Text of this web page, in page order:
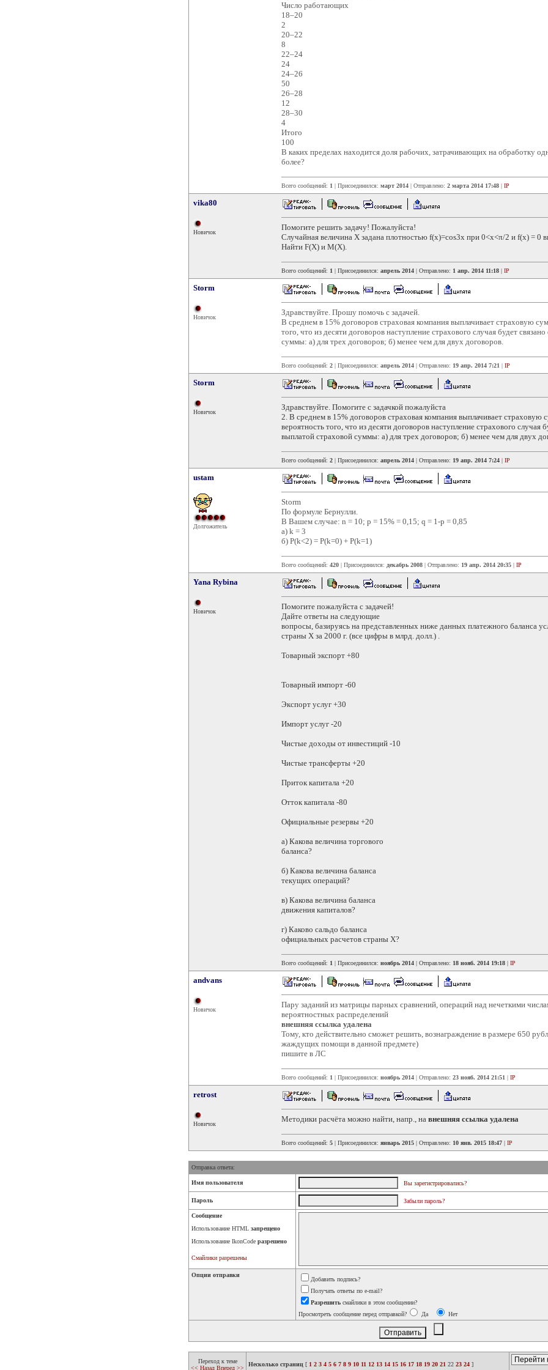
Число работающих
18–20
2
20–22
8
22–24
24
24–26
50
26–28
12
28–30
4
Итого
100
В каких пределах находится доля рабочих, затрачивающих на обработку
более?
Всего сообщений: 1 | Присоединился: март 2014 | Отправлено: 2 марта 2014 17:48 | IP
vika80
Новичок
Помогите решить задачу! Пожалуйста!
Случайная величина Х задана плотностью f(x)=cos3x при 0<х<π/2 и f(x) = 0
Найти F(X) и М(Х).
Всего сообщений: 1 | Присоединился: апрель 2014 | Отправлено: 1 апр. 2014 11:18 | IP
Storm
Новичок
Здравствуйте. Прошу помочь с задачей.
В среднем в 15% договоров страховая компания выплачивает страховую
того, что из десяти договоров наступление страхового случая будет
суммы: а) для трех договоров; б) менее чем для двух договоров.
Всего сообщений: 2 | Присоединился: апрель 2014 | Отправлено: 19 апр. 2014 7:21 | IP
Storm
Новичок
Здравствуйте. Помогите с задачкой пожалуйста
2. В среднем в 15% договоров страховая компания выплачивает страховую
вероятность того, что из десяти договоров наступление страхового случая
выплатой страховой суммы: а) для трех договоров; б) менее чем для двух
Всего сообщений: 2 | Присоединился: апрель 2014 | Отправлено: 19 апр. 2014 7:24 | IP
ustam
Долгожитель
Storm
По формуле Бернулли.
В Вашем случае: n = 10; p = 15% = 0,15; q = 1-p = 0,85
a) k = 3
б) P(k<2) = P(k=0) + P(k=1)
Всего сообщений: 420 | Присоединился: декабрь 2008 | Отправлено: 19 апр. 2014 20:35 | IP
Yana Rybina
Новичок
Помогите пожалуйста с задачей!
Дайте ответы на следующие
вопросы, базируясь на пред­ставленных ниже данных платежного баланса
стра­ны Х за 2000 г. (все цифры в млрд. долл.) .
Товарный экспорт +80
Товарный импорт -60
Экспорт услуг +30
Импорт услуг -20
Чистые доходы от инвестиций -10
Чистые трансферты +20
Приток капитала +20
Отток капитала -80
Официальные резервы +20
а) Какова величина торгового
баланса?
б) Какова величина баланса
текущих операций?
в) Какова величина баланса
движения капиталов?
г) Каково сальдо баланса
официальных расчетов страны Х?
Всего сообщений: 1 | Присоединился: ноябрь 2014 | Отправлено: 18 нояб. 2014 19:18 | IP
andvans
Новичок
Пару заданий из матрицы парных сравнений, операций над нечеткими
вероятностных распределений
внешняя ссылка удалена
Тому, кто действительно сможет решить, вознаграждение в размере 650
жаждущих помощи в данной предмете)
пишите в ЛС
Всего сообщений: 1 | Присоединился: ноябрь 2014 | Отправлено: 23 нояб. 2014 21:51 | IP
retrost
Новичок
Методики расчёта можно найти, напр., на внешняя ссылка удалена
Всего сообщений: 5 | Присоединился: январь 2015 | Отправлено: 10 янв. 2015 18:47 | IP
Отправка ответа:
Имя пользователя Вы зарегистрировались?
Пароль Забыли пароль?
Сообщение
Использование HTML запрещено
Использование IkonCode разрешено
Смайлики разрешены
Опции отправки
Добавить подпись?
Получать ответы по e-mail?
Разрешить смайлики в этом сообщении?
Просмотреть сообщение перед отправкой?
Да Нет
Переход к теме
<< Назад Вперед >>
Несколько страниц [ 1 2 3 4 5 6 7 8 9 10 11 12 13 14 15 16 17 18 19 20 21 22 23 24 ]